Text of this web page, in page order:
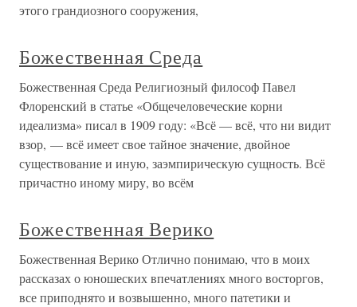
этого грандиозного сооружения,
Божественная Среда
Божественная Среда Религиозный философ Павел
Флоренский в статье «Общечеловеческие корни
идеализма» писал в 1909 году: «Всё — всё, что ни видит
взор, — всё имеет свое тайное значение, двойное
существование и иную, заэмпирическую сущность. Всё
причастно иному миру, во всём
Божественная Верико
Божественная Верико Отлично понимаю, что в моих
рассказах о юношеских впечатлениях много восторгов,
все приподнято и возвышенно, много патетики и